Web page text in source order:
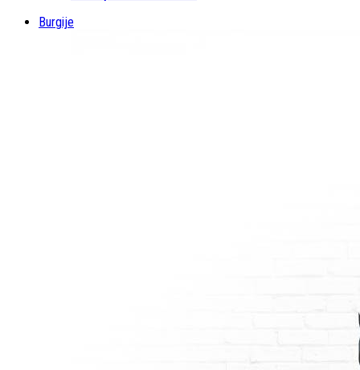
Burgije